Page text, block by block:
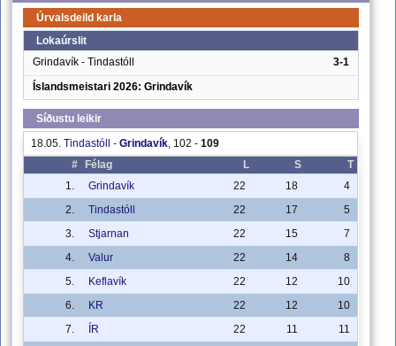
Úrvalsdeild karla
Lokaúrslit
Grindavík - Tindastóll
3-1
Íslandsmeistari 2026: Grindavík
Síðustu leikir
18.05. Tindastóll - Grindavík, 102 - 109
#
Félag L S
T
1.
Grindavík 22 18
4
2.
Tindastóll 22 17
5
3.
Stjarnan 22 15
7
4.
Valur 22 14
8
5.
Keflavík 22 12
10
6.
KR 22 12
10
7.
ÍR 22 11
11